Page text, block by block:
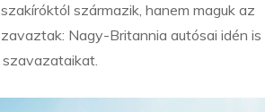
származik, hanem maguk az
Nagy-Britannia autósai idén is